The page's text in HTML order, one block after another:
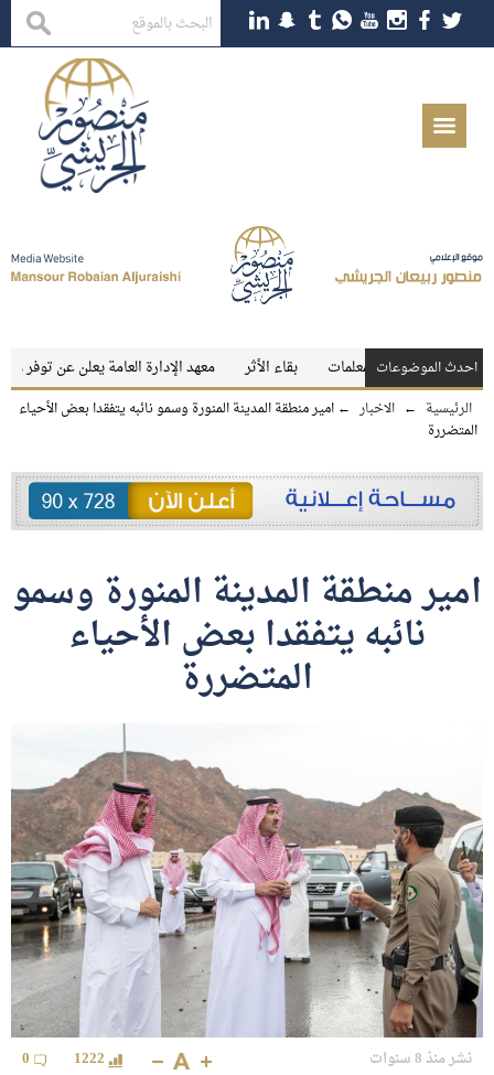
احدث الموضوعات معهد الإدارة العامة يعلن عن توفر وظائف بقاء الأثر للمعلمين والمعلمات
الرئيسية ← الاخبار ← امير منطقة المدينة المنورة وسمو نائبه يتفقدا بعض الأحياء
المتضررة
امير منطقة المدينة المنورة وسمو
نائبه يتفقدا بعض الأحياء
المتضررة
نشر منذ 8 سنوات 1222
0